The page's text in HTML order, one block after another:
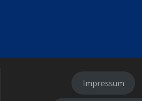
Impressum